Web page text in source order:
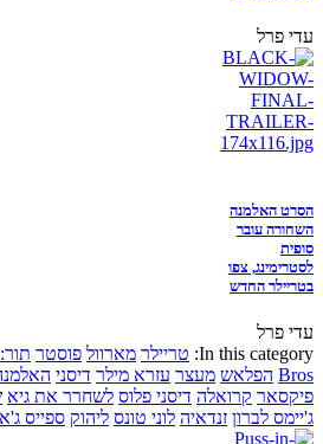
עדי פרל
הסרט האלמנה
השחורה עובר
סופית
לסטרימינג, צפו
בטריילר החדש
עדי פרל
In this category: טריילר מארוול פוסטר
Bros הפלאש מעצר עזרא מילר דיסני
פיקסאר קרואלה דיסני פלוס לשחרר את גיא
ג'יימס לברון זנדאיה לוני טונס ליהוק ספייס